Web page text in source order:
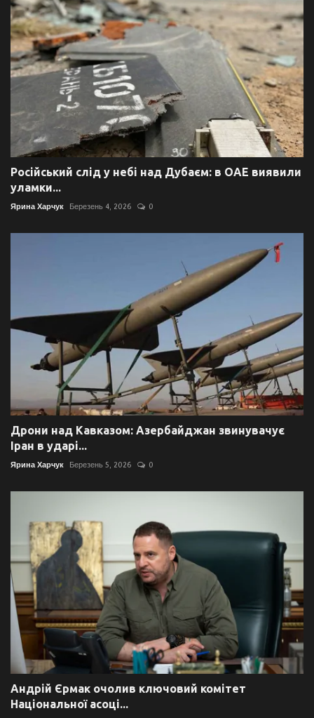
Російський слід у небі над Дубаєм: в ОАЕ виявили
уламки...
Ярина Харчук Березень 4, 2026 0
Дрони над Кавказом: Азербайджан звинувачує
Іран в ударі...
Ярина Харчук Березень 5, 2026 0
Андрій Єрмак очолив ключовий комітет
Національної асоці...